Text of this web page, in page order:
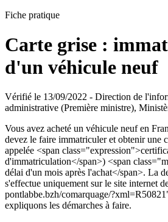
Fiche pratique
Carte grise :
d'un véhicule neuf
Vérifié le 13/09/2022 - Direction de
administrative (Première ministre),
Vous avez acheté un véhicule neuf en
devez le faire immatriculer et obtenir une
appelée <span
d'immatriculation</span>) <span
délai d'un mois après l'achat</span>. La
s'effectue uniquement sur le site internet
pontlabbe.bzh/comarquage/
expliquons les démarches à faire.